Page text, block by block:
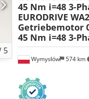
5
Wymysłów 574 km
45 Nm i=48 3-
EURODRIVE
Getriebemotor
45 Nm i=48 3-